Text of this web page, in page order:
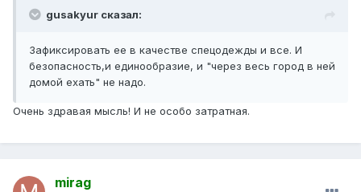
gusakyur сказал:
Зафиксировать ее в качестве спецодежды и все. И
безопасность,и единообразие, и "через весь город в ней
домой ехать" не надо.
Очень здравая мысль! И не особо затратная.
mirag